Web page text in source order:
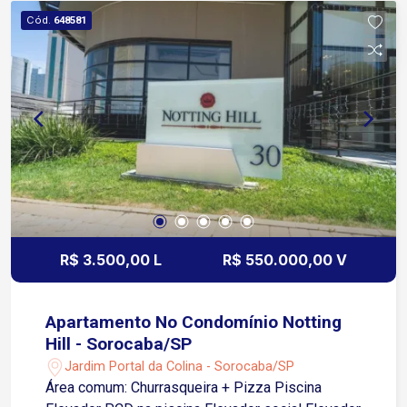
Esplanada Infraestrutura do condomínio Portaria
e segurança 24 horas Piscinas Academia Salão
de festas Quadras esportivas Quadras de tênis
Playground
Cód. 648581
R$ 3.500,00 L R$ 550.000,00 V
Apartamento No Condomínio Notting
Hill - Sorocaba/SP
Jardim Portal da Colina - Sorocaba/SP
Área comum: Churrasqueira + Pizza Piscina